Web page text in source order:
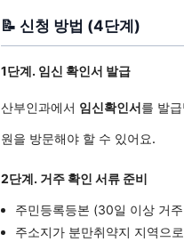
📝 신청 방법 (4단계)
1단계. 임신 확인서 발급
산부인과에서 임신확인서를 발
원을 방문해야 할 수 있어요.
2단계. 거주 확인 서류 준비
주민등록등본 (30일 이상 거
주소지가 분만취약지 지역으